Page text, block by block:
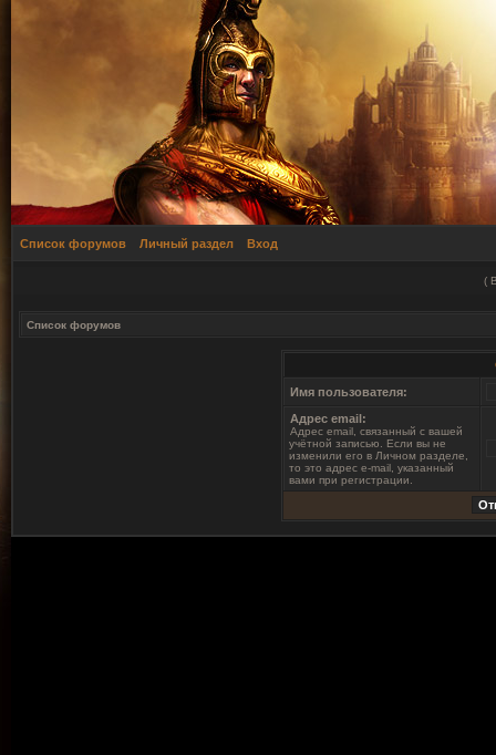
Список форумов Личный раздел Вход
(
Список форумов
Имя пользователя:
Адрес email:
Адрес email, связанный с вашей
учётной записью. Если вы не
изменили его в Личном разделе,
то это адрес e-mail, указанный
вами при регистрации.